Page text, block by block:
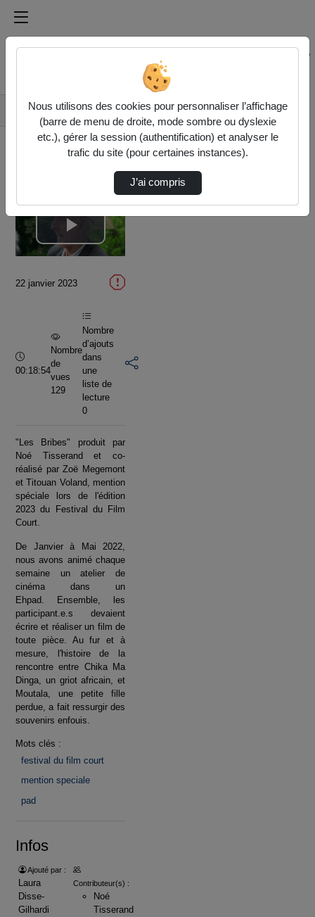
Médiathèque de l'université Paris
Rechercher un média sur Médiathèque de l'université
Accueil
Vidéos
Les Bribes
Lire
la
vidéo
22 janvier 2023
Durée :
00:18:54
Nombre
de
vues
129
Nombre
d’ajouts
dans
une
liste de
lecture
0
"Les Bribes" produit par
Noé Tisserand et co-
réalisé par Zoë Megemont
et Titouan Voland, mention
spéciale lors de l'édition
2023 du Festival du Film
Court.
De Janvier à Mai 2022,
nous avons animé chaque
semaine un atelier de
cinéma dans un
Ehpad. Ensemble, les
participant.e.s devaient
écrire et réaliser un film de
toute pièce. Au fur et à
mesure, l'histoire de la
rencontre entre Chika Ma
Dinga, un griot africain, et
Moutala, une petite fille
perdue, a fait ressurgir des
souvenirs enfouis.
Mots clés :
festival du film court
mention speciale
pad
Infos
Ajouté par :
Laura
Disse-
Gilhardi
Contributeur(s) :
Noé
Tisserand
Nous utilisons des cookies pour personnaliser l’affichage
(barre de menu de droite, mode sombre ou dyslexie
etc.), gérer la session (authentification) et analyser le
trafic du site (pour certaines instances).
J’ai compris